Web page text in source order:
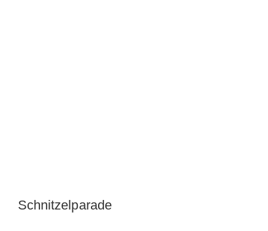
Schnitzelparade